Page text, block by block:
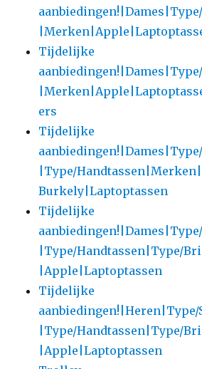
Tijdelijke
ers
Tijdelijke
|Type/
Burkely|Laptoptassen
Tijdelijke
|Type/Handtassen|Type/
|Apple|Laptoptassen
Tijdelijke
aanbiedingen!|Heren|Type/
|Type/Handtassen|Type/
|Apple|Laptoptassen